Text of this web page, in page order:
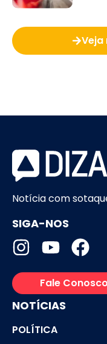
Veja
Notícia com
SIGA-NOS
Fale Conosco
NOTÍCIAS
POLÍTICA